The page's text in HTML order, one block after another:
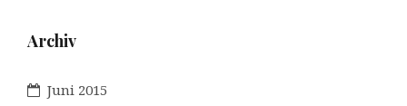
Archiv
Juni 2015